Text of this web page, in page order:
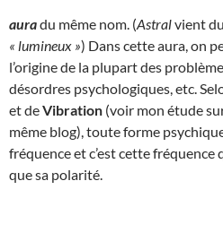
auradu même nom. (Astralvient
« lumineux ») Dans cette aura, on
l’origine de la plupart des
désordres psychologiques, etc.
et deVibration (voir mon étude
même blog), toute forme
fréquence et c’est cette fréquence
que sa polarité.